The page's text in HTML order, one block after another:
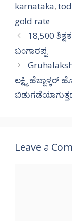
karnataka,
gold rate
18,500
ಬಂಗಾರಪ್ಪ
ಲಕ್ಷ್ಮಿ
Leave a